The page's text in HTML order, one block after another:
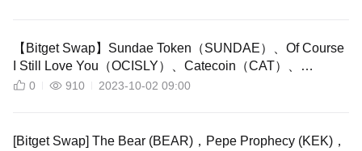
【Bitget Swap】Sundae Token（SUNDAE）、Of Course
I Still Love You（OCISLY）、Catecoin（CAT）、
XXCOIN（XX）、Rally（RLY）現已透過 Bitget Swap 上
0 910 2023-10-02 09:00
[Bitget Swap] The Bear (BEAR)，Pepe Prophecy (KEK)，